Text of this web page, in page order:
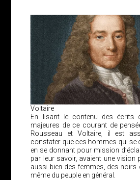
Voltaire
En lisant le contenu des écrits
majeures de ce courant de
Rousseau et Voltaire, il est
constater que ces hommes qui se
en se donnant pour mission
par leur savoir, avaient une vision
aussi bien des femmes, des noirs
même du peuple en général.